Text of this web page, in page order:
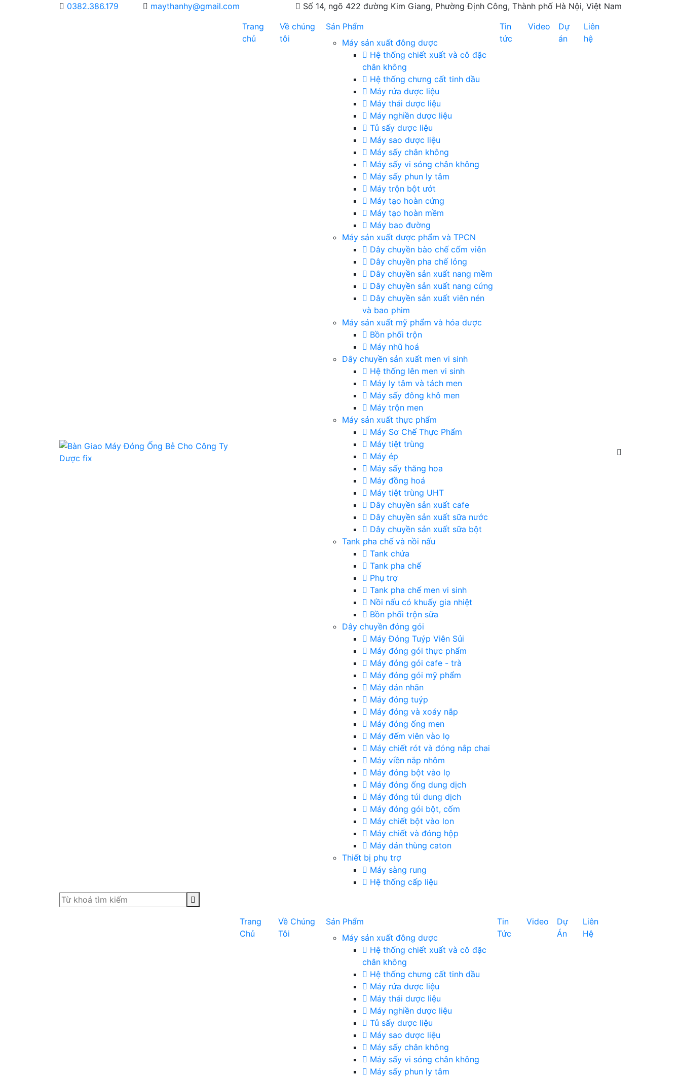
0382.386.179 maythanhy@gmail.com
Số 14, ngõ 422 đường Kim Giang, Phường Định Công, Thành phố Hà Nội, Việt Nam
Trang
chủ
Về chúng
tôi
Sản Phẩm
Máy sản xuất đông dược
Hệ thống chiết xuất và cô đặc
chân không
Hệ thống chưng cất tinh dầu
Máy rửa dược liệu
Máy thái dược liệu
Máy nghiền dược liệu
Tủ sấy dược liệu
Máy sao dược liệu
Máy sấy chân không
Máy sấy vi sóng chân không
Máy sấy phun ly tâm
Máy trộn bột ướt
Máy tạo hoàn cứng
Máy tạo hoàn mềm
Máy bao đường
Máy sản xuất dược phẩm và TPCN
Dây chuyền bào chế cốm viên
Dây chuyền pha chế lỏng
Dây chuyền sản xuất nang mềm
Dây chuyền sản xuất nang cứng
Dây chuyền sản xuất viên nén
và bao phim
Máy sản xuất mỹ phẩm và hóa dược
Bồn phối trộn
Máy nhũ hoá
Dây chuyền sản xuất men vi sinh
Hệ thống lên men vi sinh
Máy ly tâm và tách men
Máy sấy đông khô men
Máy trộn men
Máy sản xuất thực phẩm
Máy Sơ Chế Thực Phẩm
Máy tiệt trùng
Máy ép
Máy sấy thăng hoa
Máy đồng hoá
Máy tiệt trùng UHT
Dây chuyền sản xuất cafe
Dây chuyền sản xuất sữa nước
Dây chuyền sản xuất sữa bột
Tank pha chế và nồi nấu
Tank chứa
Tank pha chế
Phụ trợ
Tank pha chế men vi sinh
Nồi nấu có khuấy gia nhiệt
Bồn phối trộn sữa
Dây chuyền đóng gói
Máy Đóng Tuýp Viên Sủi
Máy đóng gói thực phẩm
Máy đóng gói cafe - trà
Máy đóng gói mỹ phẩm
Máy dán nhãn
Máy đóng tuýp
Máy đóng và xoáy nắp
Máy đóng ống men
Máy đếm viên vào lọ
Máy chiết rót và đóng nắp chai
Máy viền nắp nhôm
Máy đóng bột vào lọ
Máy đóng ống dung dịch
Máy đóng túi dung dịch
Máy đóng gói bột, cốm
Máy chiết bột vào lon
Máy chiết và đóng hộp
Máy dán thùng caton
Thiết bị phụ trợ
Máy sàng rung
Hệ thống cấp liệu
Tin
tức
Video
Dự
án
Liên
hệ
Trang
Chủ
Về Chúng
Tôi
Sản Phẩm
Máy sản xuất đông dược
Hệ thống chiết xuất và cô đặc
chân không
Hệ thống chưng cất tinh dầu
Máy rửa dược liệu
Máy thái dược liệu
Máy nghiền dược liệu
Tủ sấy dược liệu
Máy sao dược liệu
Máy sấy chân không
Máy sấy vi sóng chân không
Máy sấy phun ly tâm
Tin
Tức
Video
Dự
Án
Liên
Hệ